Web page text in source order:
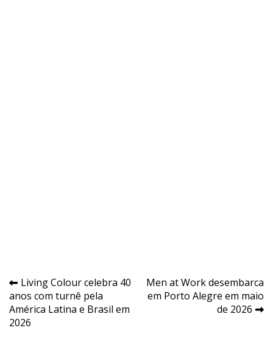
Navegação
de
Post
Living Colour celebra 40
anos com turnê pela
América Latina e Brasil em
2026
Men at Work desembarca
em Porto Alegre em maio
de 2026